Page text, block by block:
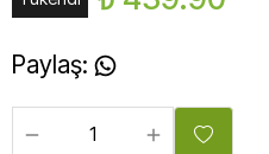
Paylaş: